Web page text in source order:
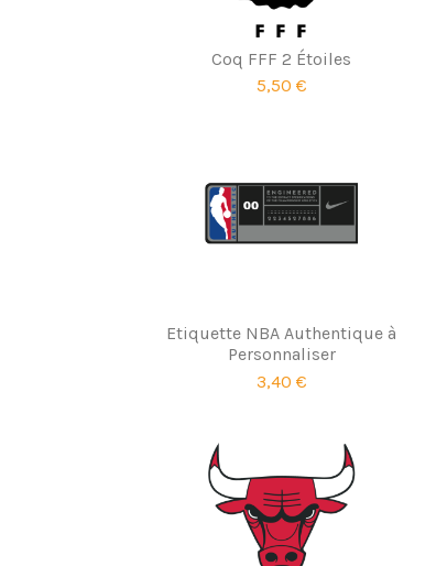
Coq FFF 2 Étoiles
5,50 €
Etiquette NBA Authentique à
Personnaliser
3,40 €